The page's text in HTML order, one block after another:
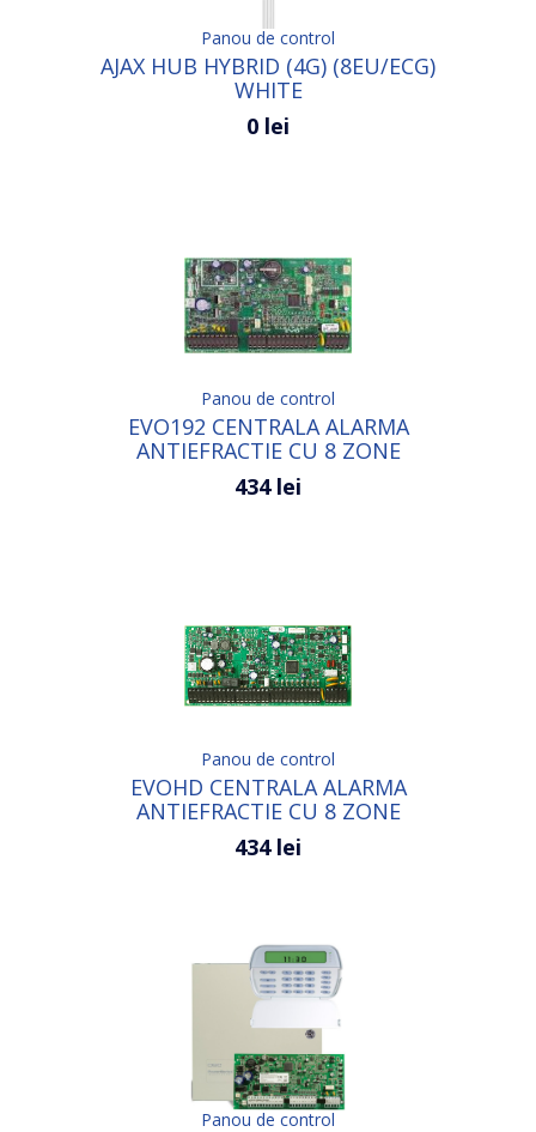
Panou de control
AJAX HUB HYBRID (4G) (8EU/ECG)
WHITE
0 lei
Panou de control
EVO192 CENTRALA ALARMA
ANTIEFRACTIE CU 8 ZONE
EXTENSIBILA PANA LA 192 ZONE
434 lei
Panou de control
EVOHD CENTRALA ALARMA
ANTIEFRACTIE CU 8 ZONE
EXTENSIBILA PANA LA 192 ZONE
434 lei
Panou de control